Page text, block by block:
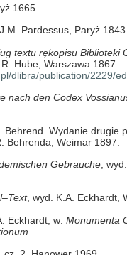
1665.
Pardessus, Paryż 1843.
textu rękopisu Biblioteki
Hube, Warszawa 1867
dlibra/publication/2229/
nach den Codex
Behrend. Wydanie drugie
Behrenda, Weimar 1897.
Gebrauche ,
, wyd. K.A. Eckhardt,
Eckhardt, w: Monumenta